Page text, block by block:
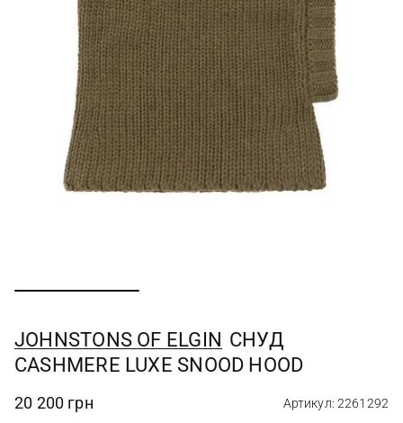
JOHNSTONS OF ELGIN СНУД
CASHMERE LUXE SNOOD HOOD
20 200 грн Артикул: 2261292